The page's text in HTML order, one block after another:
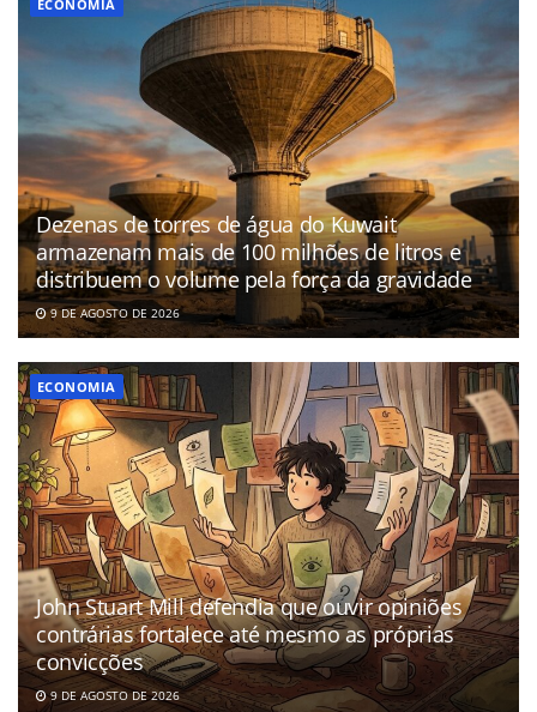
ECONOMIA
Dezenas de torres de água do Kuwait
armazenam mais de 100 milhões de litros e
distribuem o volume pela força da gravidade
9 DE AGOSTO DE 2026
ECONOMIA
John Stuart Mill defendia que ouvir opiniões
contrárias fortalece até mesmo as próprias
convicções
9 DE AGOSTO DE 2026